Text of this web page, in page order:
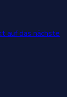
auf das nächste